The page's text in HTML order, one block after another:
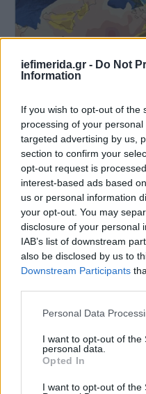
iefimerida.gr - Do Not
Information
If you wish to opt-out of the
processing of your
targeted advertising by us,
section to confirm your
opt-out request is
interest-based ads based
us or personal information
your opt-out. You may
disclosure of your personal
IAB’s list of downstream
also be disclosed by us to
Downstream Participants
Please note that this
not limited to your visit or
grant or deny consent to
use your data for below
consent section.
Personal Data
I want to opt-out of the
personal data.
Opted In
I want to opt-out of the